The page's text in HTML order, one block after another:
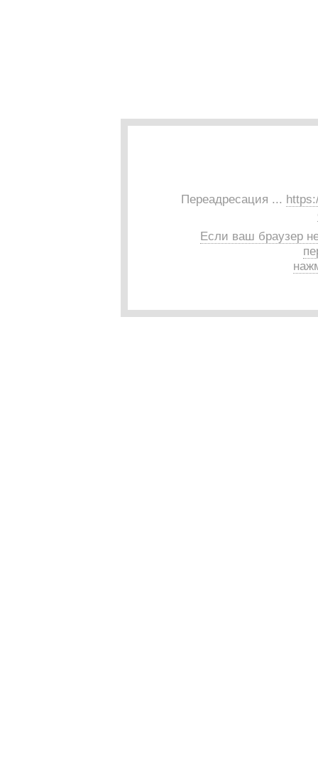
Переадресация ...
Если ваш браузер